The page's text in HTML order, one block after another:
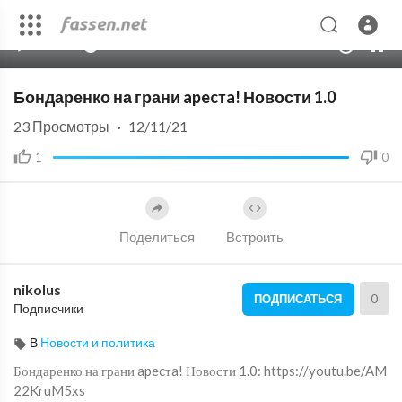
Бондаренко на грани apecтa! Новости 1.0
1 0
23 Просмотры · 12/11/21
Поделиться Встроить
nikolus
Подписчики
ПОДПИСАТЬСЯ 0
В Новости и политика
Бондаренко на грани apecтa! Новости 1.0: https://youtu.be/AM
22KruM5xs